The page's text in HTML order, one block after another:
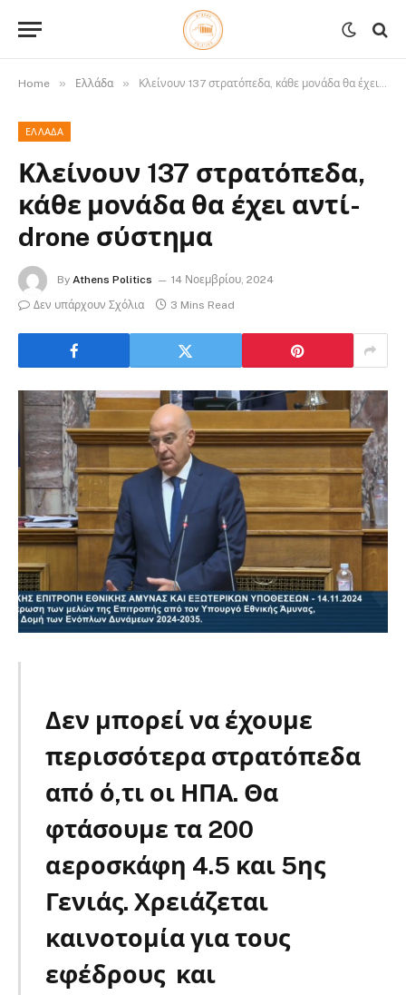
Home » Ελλάδα » Κλείνουν 137 στρατόπεδα, κάθε μονάδα θα έχει αντί-drone σύστημα
ΕΛΛΆΔΑ
Κλείνουν 137 στρατόπεδα,
κάθε μονάδα θα έχει αντί-
drone σύστημα
By Athens Politics
14 Νοεμβρίου, 2024
Δεν υπάρχουν Σχόλια
3 Mins Read
Δεν μπορεί να έχουμε
περισσότερα στρατόπεδα
από ό,τι οι ΗΠΑ. Θα
φτάσουμε τα 200
αεροσκάφη 4.5 και 5ης
Γενιάς. Χρειάζεται
καινοτομία για τους
εφέδρους και